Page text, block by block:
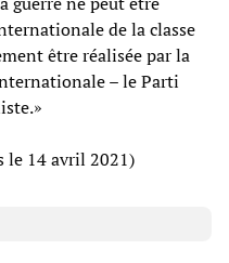
de la classe
être réalisée par la
– le Parti
le 14 avril 2021)